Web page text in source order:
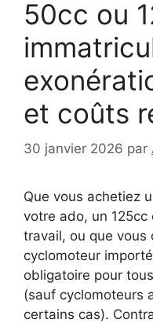
50cc ou
et coûts
30 janvier 2026 par
Que vous achetiez
votre ado, un 125cc
travail, ou que vous
cyclomoteur
obligatoire pour
(sauf cyclomoteurs
certains cas).